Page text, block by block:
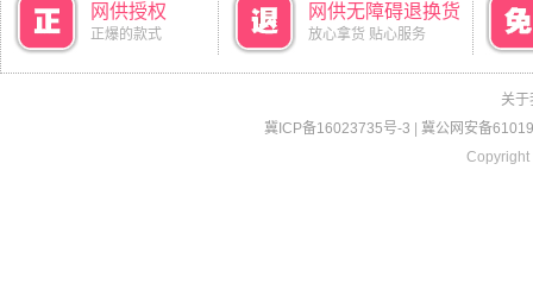
网供授权
正爆的款式
网供无障碍退换货
放心拿货 贴心服务
关于
冀ICP备16023735号-3
冀公网安备